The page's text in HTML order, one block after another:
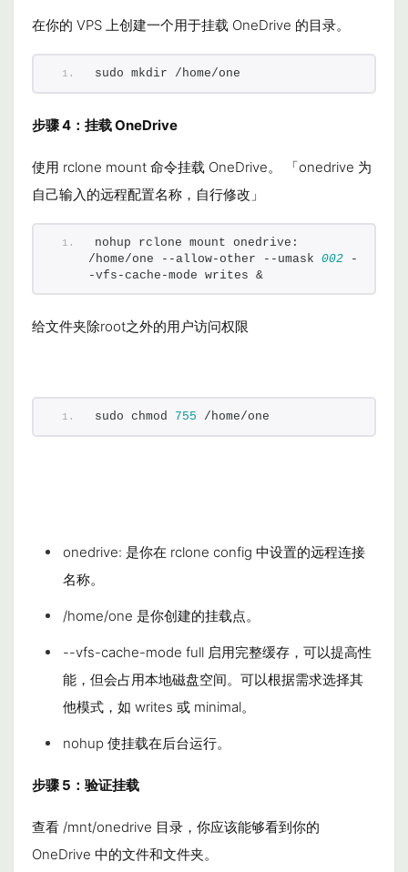
在你的 VPS 上创建一个用于挂载 OneDrive 的目录。
sudo mkdir /home/one
步骤 4：挂载 OneDrive
使用 rclone mount 命令挂载 OneDrive。 「onedrive 为
自己输入的远程配置名称，自行修改」
nohup rclone mount onedrive:
/home/one --allow-other --umask 002 -
-vfs-cache-mode writes &
给文件夹除root之外的用户访问权限
sudo chmod 755 /home/one
onedrive: 是你在 rclone config 中设置的远程连接
名称。
/home/one 是你创建的挂载点。
--vfs-cache-mode full 启用完整缓存，可以提高性
能，但会占用本地磁盘空间。可以根据需求选择其
他模式，如 writes 或 minimal。
nohup 使挂载在后台运行。
步骤 5：验证挂载
查看 /mnt/onedrive 目录，你应该能够看到你的
OneDrive 中的文件和文件夹。